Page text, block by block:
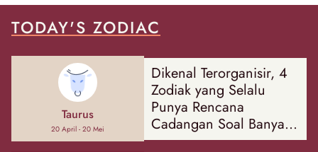
TODAY'S ZODIAC
Taurus
20 April - 20 Mei
Dikenal Terorganisir, 4
Zodiak yang Selalu
Punya Rencana
Cadangan Soal Banyak
Hal